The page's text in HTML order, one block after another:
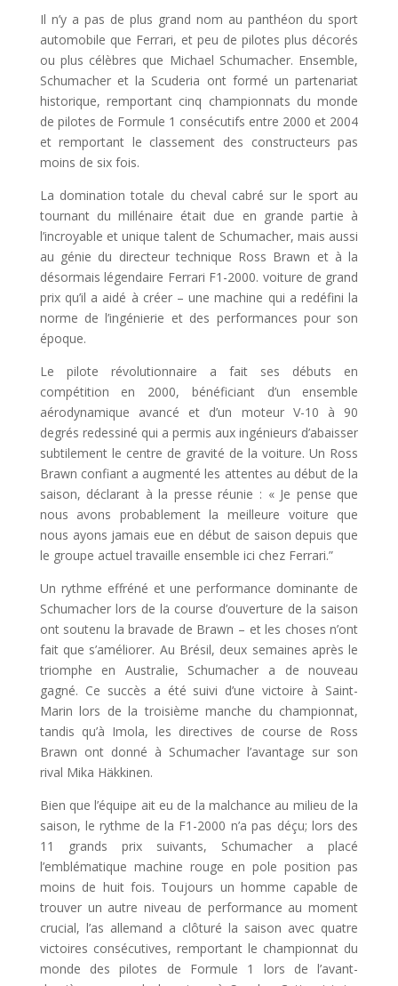
Il n’y a pas de plus grand nom au panthéon du sport
automobile que Ferrari, et peu de pilotes plus décorés
ou plus célèbres que Michael Schumacher. Ensemble,
Schumacher et la Scuderia ont formé un partenariat
historique, remportant cinq championnats du monde
de pilotes de Formule 1 consécutifs entre 2000 et 2004
et remportant le classement des constructeurs pas
moins de six fois.
La domination totale du cheval cabré sur le sport au
tournant du millénaire était due en grande partie à
l’incroyable et unique talent de Schumacher, mais aussi
au génie du directeur technique Ross Brawn et à la
désormais légendaire Ferrari F1-2000. voiture de grand
prix qu’il a aidé à créer – une machine qui a redéfini la
norme de l’ingénierie et des performances pour son
époque.
Le pilote révolutionnaire a fait ses débuts en
compétition en 2000, bénéficiant d’un ensemble
aérodynamique avancé et d’un moteur V-10 à 90
degrés redessiné qui a permis aux ingénieurs d’abaisser
subtilement le centre de gravité de la voiture. Un Ross
Brawn confiant a augmenté les attentes au début de la
saison, déclarant à la presse réunie : « Je pense que
nous avons probablement la meilleure voiture que
nous ayons jamais eue en début de saison depuis que
le groupe actuel travaille ensemble ici chez Ferrari.”
Un rythme effréné et une performance dominante de
Schumacher lors de la course d’ouverture de la saison
ont soutenu la bravade de Brawn – et les choses n’ont
fait que s’améliorer. Au Brésil, deux semaines après le
triomphe en Australie, Schumacher a de nouveau
gagné. Ce succès a été suivi d’une victoire à Saint-
Marin lors de la troisième manche du championnat,
tandis qu’à Imola, les directives de course de Ross
Brawn ont donné à Schumacher l’avantage sur son
rival Mika Häkkinen.
Bien que l’équipe ait eu de la malchance au milieu de la
saison, le rythme de la F1-2000 n’a pas déçu; lors des
11 grands prix suivants, Schumacher a placé
l’emblématique machine rouge en pole position pas
moins de huit fois. Toujours un homme capable de
trouver un autre niveau de performance au moment
crucial, l’as allemand a clôturé la saison avec quatre
victoires consécutives, remportant le championnat du
monde des pilotes de Formule 1 lors de l’avant-